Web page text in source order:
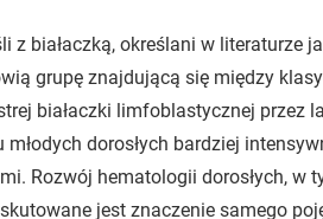
z białaczką, określani w literaturze
grupę znajdującą się między
białaczki limfoblastycznej przez
młodych dorosłych bardziej
Rozwój hematologii dorosłych, w
jest znaczenie samego